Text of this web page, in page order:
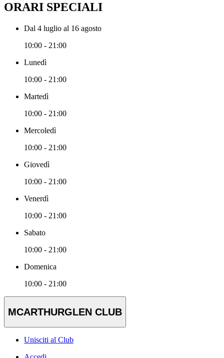
ORARI SPECIALI
Dal 4 luglio al 16 agosto
10:00 - 21:00
Lunedì
10:00 - 21:00
Martedì
10:00 - 21:00
Mercoledì
10:00 - 21:00
Giovedì
10:00 - 21:00
Venerdì
10:00 - 21:00
Sabato
10:00 - 21:00
Domenica
10:00 - 21:00
MCARTHURGLEN CLUB
Unisciti al Club